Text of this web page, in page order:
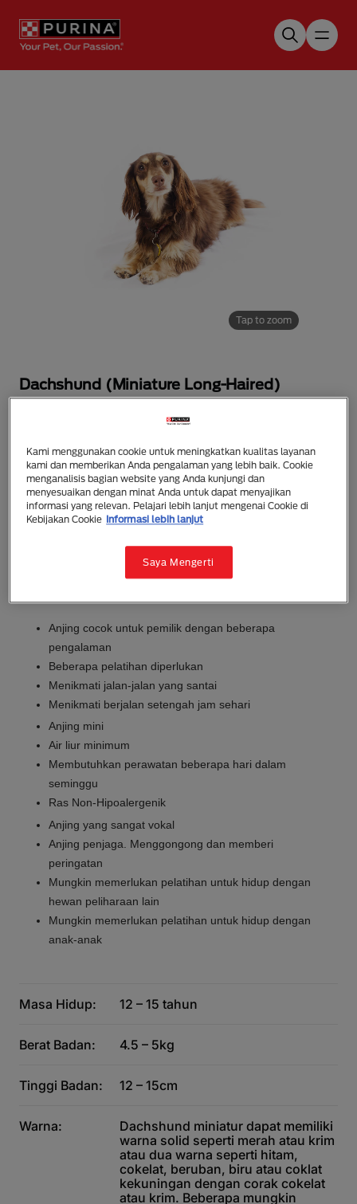
Tap to zoom
Dachshund (Miniature Long-Haired)
Ras anjing Miniature Long Haired Dachshund
panjang. Meskipun kecil, Dachshund masih berotot
dan kekar dengan dada yang dalam, lebar, dan kaki
depan yang kuat. Mereka memiliki rambut lembut
dan lurus yang menarik dan muncul dalam berbagai
warna. Dachshund Miniatur dewasa memiliki berat
4,5-5kg dan tingginya sekitar 12-15cm.
Anjing cocok untuk pemilik dengan beberapa
pengalaman
Beberapa pelatihan diperlukan
Menikmati jalan-jalan yang santai
Menikmati berjalan setengah jam sehari
Anjing mini
Air liur minimum
Membutuhkan perawatan beberapa hari dalam
seminggu
Ras Non-Hipoalergenik
Anjing yang sangat vokal
Anjing penjaga. Menggongong dan memberi
peringatan
Mungkin memerlukan pelatihan untuk hidup dengan
hewan peliharaan lain
Mungkin memerlukan pelatihan untuk hidup dengan
anak-anak
Masa Hidup: 12 – 15 tahun
Berat Badan: 4.5 – 5kg
Tinggi Badan: 12 – 15cm
Warna:
Dachshund miniatur dapat memiliki
warna solid seperti merah atau krim
atau dua warna seperti hitam,
cokelat, beruban, biru atau coklat
kekuningan dengan corak cokelat
atau krim. Beberapa mungkin
Kami menggunakan cookie untuk meningkatkan kualitas layanan
kami dan memberikan Anda pengalaman yang lebih baik. Cookie
menganalisis bagian website yang Anda kunjungi dan
menyesuaikan dengan minat Anda untuk dapat menyajikan
informasi yang relevan. Pelajari lebih lanjut mengenai Cookie di
Kebijakan Cookie
Informasi lebih lanjut
Saya Mengerti